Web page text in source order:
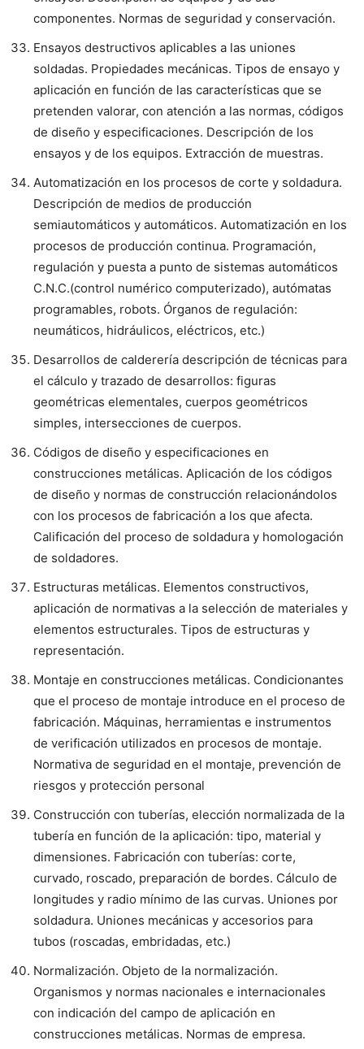
componentes. Normas de seguridad y conservación.
Ensayos destructivos aplicables a las uniones
soldadas. Propiedades mecánicas. Tipos de ensayo y
aplicación en función de las características que se
pretenden valorar, con atención a las normas, códigos
de diseño y especificaciones. Descripción de los
ensayos y de los equipos. Extracción de muestras.
Automatización en los procesos de corte y soldadura.
Descripción de medios de producción
semiautomáticos y automáticos. Automatización en los
procesos de producción continua. Programación,
regulación y puesta a punto de sistemas automáticos
C.N.C.(control numérico computerizado), autómatas
programables, robots. Órganos de regulación:
neumáticos, hidráulicos, eléctricos, etc.)
Desarrollos de calderería descripción de técnicas para
el cálculo y trazado de desarrollos: figuras
geométricas elementales, cuerpos geométricos
simples, intersecciones de cuerpos.
Códigos de diseño y especificaciones en
construcciones metálicas. Aplicación de los códigos
de diseño y normas de construcción relacionándolos
con los procesos de fabricación a los que afecta.
Calificación del proceso de soldadura y homologación
de soldadores.
Estructuras metálicas. Elementos constructivos,
aplicación de normativas a la selección de materiales y
elementos estructurales. Tipos de estructuras y
representación.
Montaje en construcciones metálicas. Condicionantes
que el proceso de montaje introduce en el proceso de
fabricación. Máquinas, herramientas e instrumentos
de verificación utilizados en procesos de montaje.
Normativa de seguridad en el montaje, prevención de
riesgos y protección personal
Construcción con tuberías, elección normalizada de la
tubería en función de la aplicación: tipo, material y
dimensiones. Fabricación con tuberías: corte,
curvado, roscado, preparación de bordes. Cálculo de
longitudes y radio mínimo de las curvas. Uniones por
soldadura. Uniones mecánicas y accesorios para
tubos (roscadas, embridadas, etc.)
Normalización. Objeto de la normalización.
Organismos y normas nacionales e internacionales
con indicación del campo de aplicación en
construcciones metálicas. Normas de empresa.